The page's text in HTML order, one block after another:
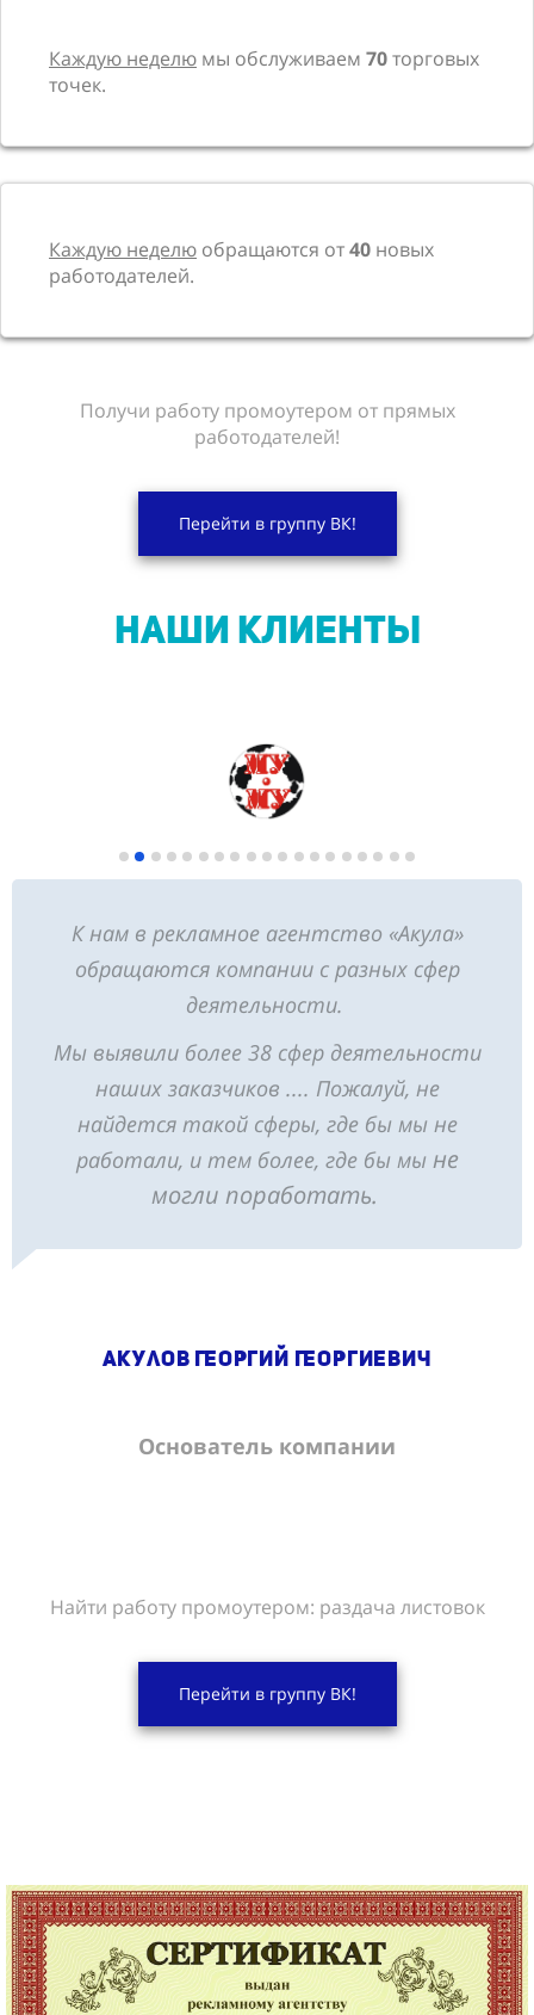
Каждую неделю мы обслуживаем 70торговых
точек.
Каждую неделю обращаются от40 новых
работодателей.
Получи работу промоутером от прямых
работодателей!
Перейти в группу ВК!
НАШИ КЛИЕНТЫ
К нам в рекламное агентство «Акула»
обращаются компании с разных сфер
деятельности.
Мы выявили более 38 сфер деятельности
наших заказчиков .... Пожалуй, не
найдется такой сферы, где бы мы не
работали, и тем более, где бы мы не
могли поработать.
Акулов Георгий Георгиевич
Основатель компании
Найти работу промоутером: раздача листовок
Перейти в группу ВК!